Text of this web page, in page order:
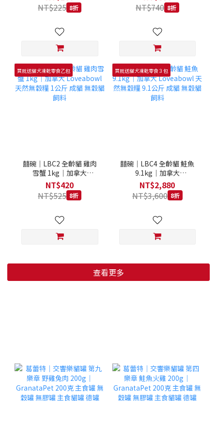
250克 成犬 無穀狗飼料
NT$225 8折
1.4公斤 成犬 無穀狗飼料
NT$740 8折
買就送貓犬凍乾零食乙包
囍碗｜LBC2 全齡貓 雞肉
雪蟹 1kg｜加拿大
Loveabowl 天然無穀糧 1
公斤 成貓 無穀貓飼料
NT$420
NT$525 8折
買就送貓犬凍乾零食３包
囍碗｜LBC4 全齡貓 鮭魚
9.1kg｜加拿大
Loveabowl 天然無穀糧
9.1公斤 成貓 無穀貓飼料
NT$2,880
NT$3,600 8折
查看更多